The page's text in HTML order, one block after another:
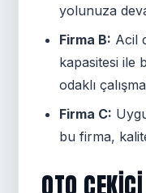
yolunuza
Firma B: Acil
kapasitesi ile
odaklı
Firma C:
bu firma,